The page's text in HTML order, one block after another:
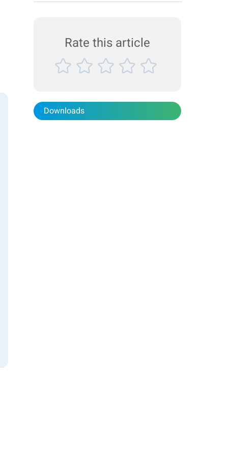
Rate this article
Downloads